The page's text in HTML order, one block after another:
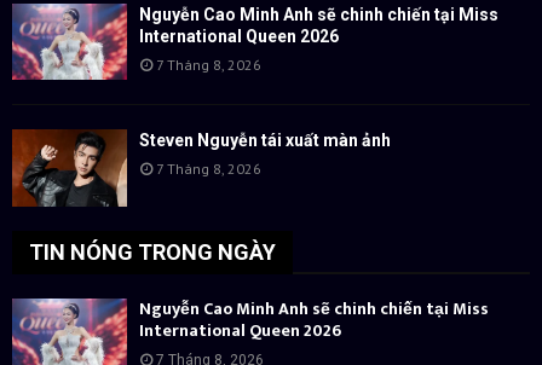
Nguyễn Cao Minh Anh sẽ chinh chiến tại Miss
International Queen 2026
7 Tháng 8, 2026
Steven Nguyễn tái xuất màn ảnh
7 Tháng 8, 2026
TIN NÓNG TRONG NGÀY
Nguyễn Cao Minh Anh sẽ chinh chiến tại Miss
International Queen 2026
7 Tháng 8, 2026